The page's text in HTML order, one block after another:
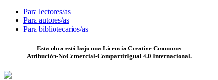
Para lectores/as
Para autores/as
Para bibliotecarios/as
Esta obra está bajo una Licencia Creative Commons
Atribución-NoComercial-CompartirIgual 4.0 Internacional.